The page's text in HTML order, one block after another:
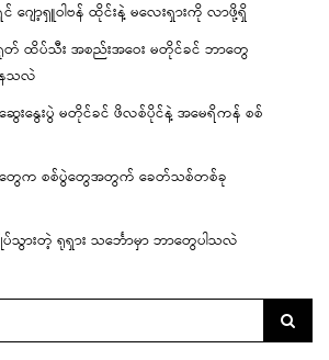
င် ဂျော့ရှူဝါဗန် ထိုင်းနဲ့ မလေးရှားကို လာဖို့ရှိ
တ် ထိပ်သီး အစည်းအဝေး မတိုင်ခင် ဘာတွေ
ေသလဲ
ေးနွေးပွဲ မတိုင်ခင် ဖိလစ်ပိုင်နဲ့ အမေရိကန် စစ်
တွေက စစ်ပွဲတွေအတွက် ခေတ်သစ်တစ်ခု
ပ်သွားတဲ့ ရုရှား သင်္ဘောမှာ ဘာတွေပါသလဲ